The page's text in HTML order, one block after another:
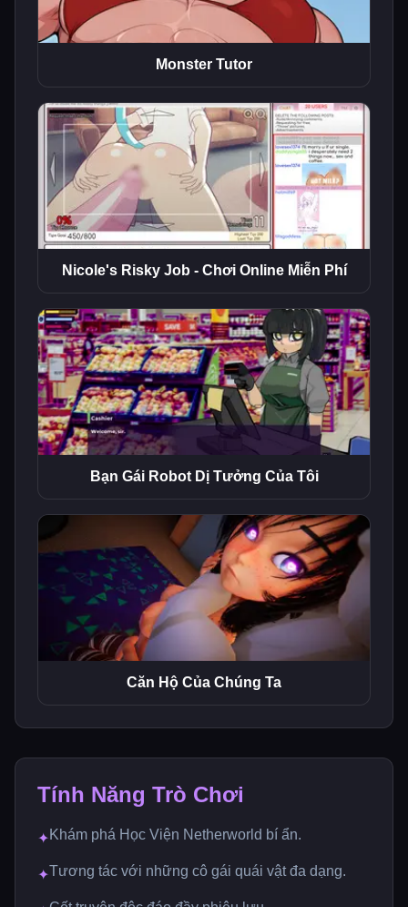
Monster Tutor
Nicole's Risky Job - Chơi Online Miễn Phí
Bạn Gái Robot Dị Tưởng Của Tôi
Căn Hộ Của Chúng Ta
Tính Năng Trò Chơi
✦Khám phá Học Viện Netherworld bí ẩn.
✦Tương tác với những cô gái quái vật đa dạng.